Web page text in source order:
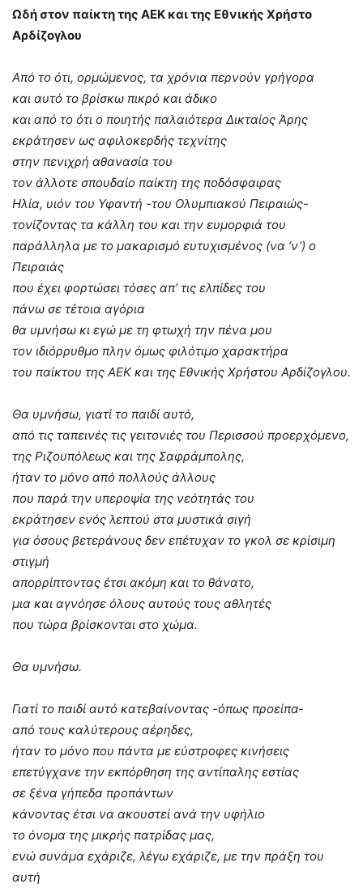
Ωδή στον παίκτη της ΑΕΚ και της Εθνικής Χρήστο
Αρδίζογλου
Από το ότι, ορμώμενος, τα χρόνια περνούν γρήγορα
και αυτό το βρίσκω πικρό και άδικο
και από το ότι ο ποιητής παλαιότερα Δικταίος Άρης
εκράτησεν ως αφιλοκερδής τεχνίτης
στην πενιχρή αθανασία του
τον άλλοτε σπουδαίο παίκτη της ποδόσφαιρας
Ηλία, υιόν του Υφαντή -του Ολυμπιακού Πειραιώς-
τονίζοντας τα κάλλη του και την ευμορφιά του
παράλληλα με το μακαρισμό ευτυχισμένος (να ‘ν’) ο
Πειραιάς
που έχει φορτώσει τόσες απ’ τις ελπίδες του
πάνω σε τέτοια αγόρια
θα υμνήσω κι εγώ με τη φτωχή την πένα μου
τον ιδιόρρυθμο πλην όμως φιλότιμο χαρακτήρα
του παίκτου της ΑΕΚ και της Εθνικής Χρήστου Αρδίζογλου.
Θα υμνήσω, γιατί το παιδί αυτό,
από τις ταπεινές τις γειτονιές του Περισσού προερχόμενο,
της Ριζουπόλεως και της Σαφράμπολης,
ήταν το μόνο από πολλούς άλλους
που παρά την υπεροψία της νεότητάς του
εκράτησεν ενός λεπτού στα μυστικά σιγή
για όσους βετεράνους δεν επέτυχαν το γκολ σε κρίσιμη
στιγμή
απορρίπτοντας έτσι ακόμη και το θάνατο,
μια και αγνόησε όλους αυτούς τους αθλητές
που τώρα βρίσκονται στο χώμα.
Θα υμνήσω.
Γιατί το παιδί αυτό κατεβαίνοντας -όπως προείπα-
από τους καλύτερους αέρηδες,
ήταν το μόνο που πάντα με εύστροφες κινήσεις
επετύγχανε την εκπόρθηση της αντίπαλης εστίας
σε ξένα γήπεδα προπάντων
κάνοντας έτσι να ακουστεί ανά την υφήλιο
το όνομα της μικρής πατρίδας μας,
ενώ συνάμα εχάριζε, λέγω εχάριζε, με την πράξη του
αυτή